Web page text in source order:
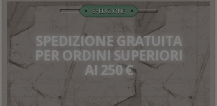
SPEDIZIONE
SPEDIZIONE GRATUITA
PER ORDINI SUPERIORI
AI 250 €